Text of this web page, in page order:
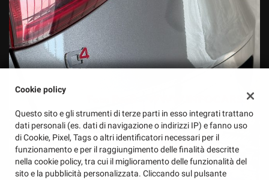
Cookie policy
Questo sito e gli strumenti di terze parti in esso integrati trattano
dati personali (es. dati di navigazione o indirizzi IP) e fanno uso
di Cookie, Pixel, Tags o altri identificatori necessari per il
funzionamento e per il raggiungimento delle finalità descritte
nella cookie policy, tra cui il miglioramento delle funzionalità del
sito e la pubblicità personalizzata. Cliccando sul pulsante